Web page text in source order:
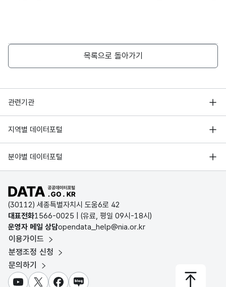
목록으로 돌아가기
관련기관
행정안전부
한국지능정보사회진흥원
국가정보자원관리원
지역별 데이터포털
서울 열린데이터광장
경기데이터드림
D-데이터허브
인천데이터포털
울산광역시 데이터포털
전남광주통합특별시 빅데이터 플랫폼
대전광역시 데이터포털
세종특별자치시 데이터포털
분야별 데이터포털
기상자료개방포털
국토교통부 공간정보오픈플랫폼
환경부 환경데이터포털
문화데이터광장
농림축산식품 공공데이터포털
보건의료빅데이터개방시스템
식품의약품안전처 데이터포털
공공데이터포털 바로가기
(30112) 세종특별자치시 도움6로 42
대표전화1566-0025 | (유료, 평일 09시-18시)
운영자 메일 상담opendata_help@nia.or.kr
이용가이드
분쟁조정 신청
문의하기